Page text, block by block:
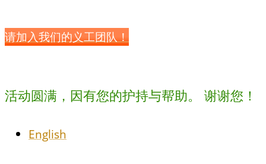
请加入我们的义工团队！
活动圆满，因有您的护持与帮助。 谢谢您！
English